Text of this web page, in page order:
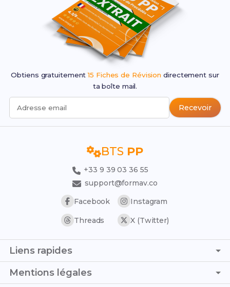
Obtiens gratuitement15 Fiches de Révision directement sur
ta boîte mail.
Adresse email Recevoir
BTS PP
+33 9 39 03 36 55
support@formav.co
Facebook
Instagram
Threads X (Twitter)
Liens rapides
Page d'accueil
Simulateur de notes
Mentions légales